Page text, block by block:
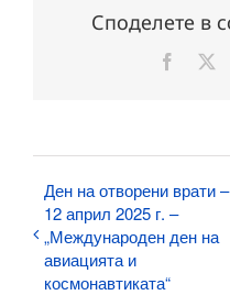
Споделете в
Ден на отворени врати –
12 април 2025 г. –
„Международен ден на
авиацията и
космонавтиката“